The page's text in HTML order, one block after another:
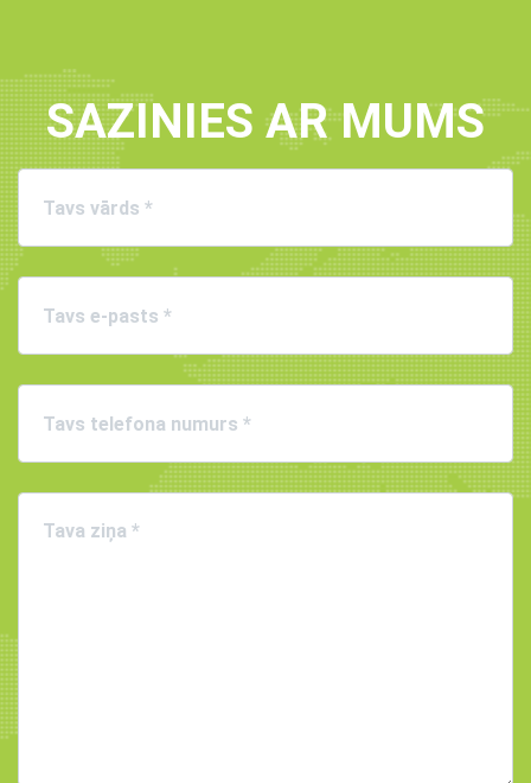
SAZINIES AR MUMS